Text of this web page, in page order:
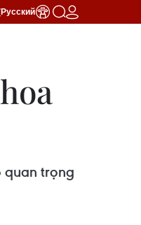
Русский
quan trọng